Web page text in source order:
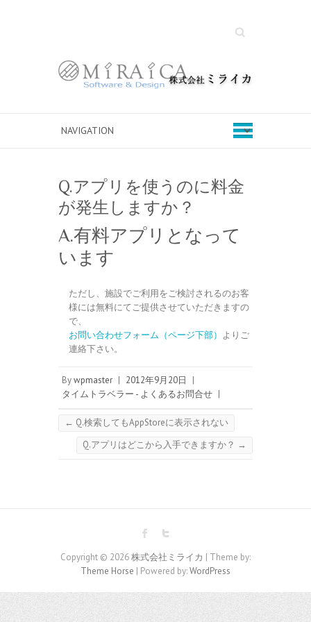
Search
Q.アプリを使うのに料金
が発生しますか？
A.有料アプリとなって
います
ただし、施設でご利用をご検討されるのお客
様には無料にてご提供させていただきますの
で、
お問い合わせフォーム（ページ下部） よりご
連絡下さい。
Bywpmaster | 2012年9月20日
|
タイムトラベラー - よくあるお問合せ |
← Q.検索してもAppStoreに表示されない
Q.アプリはどこから入手できますか？ →
Copyright © 2026株式会社ミライカ | Theme by:
Theme Horse | Powered by:WordPress